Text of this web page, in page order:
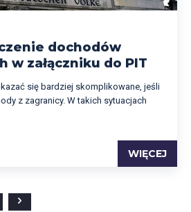
dochodów
w załączniku do PIT
się bardziej skomplikowane, jeśli
z zagranicy. W takich sytuacjach
WIĘCEJ